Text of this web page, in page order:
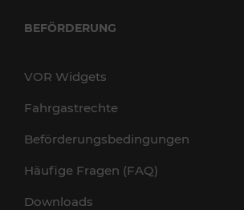
BEFÖRDERUNG
VOR Widgets
Fahrgastrechte
Beförderungsbedingungen
Häufige Fragen (FAQ)
Downloads